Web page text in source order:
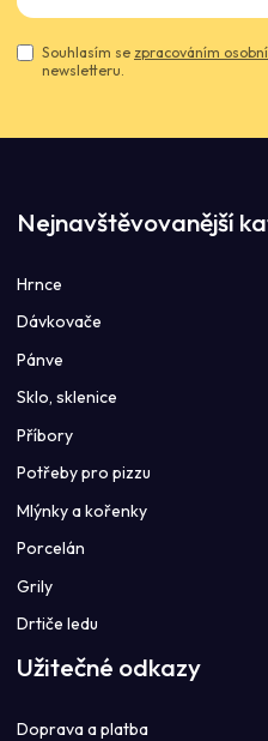
Souhlasím se zpracováním
newsletteru.
Nejnavštěvovanější
Hrnce
Dávkovače
Pánve
Sklo, sklenice
Příbory
Potřeby pro pizzu
Mlýnky a kořenky
Porcelán
Grily
Drtiče ledu
Užitečné odkazy
Doprava a platba